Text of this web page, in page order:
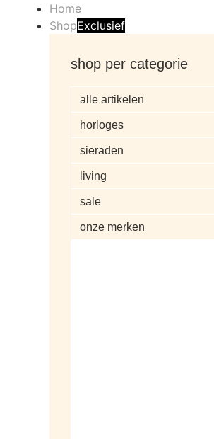
Home
ShopExclusief
shop per categorie
alle artikelen
horloges
sieraden
living
sale
onze merken